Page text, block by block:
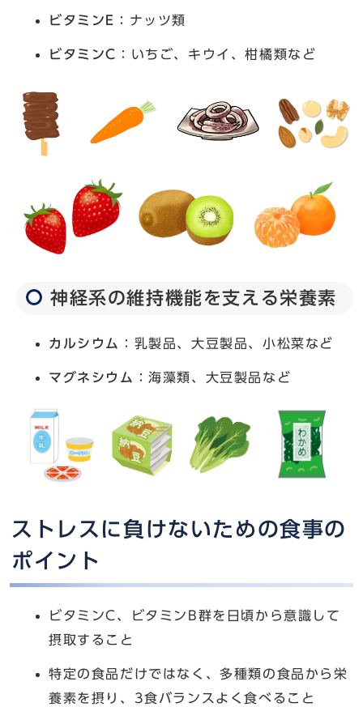
ビタミンE ：ナッツ類
ビタミンC ：いちご、キウイ、柑橘類など
神経系の維持機能を支える栄養素
カルシウム ：乳製品、大豆製品、小松菜など
マグネシウム ：海藻類、大豆製品など
ストレスに負けないための食事の
ポイント
ビタミンC、ビタミンB群を日頃から意識して
摂取すること
特定の食品だけではなく、多種類の食品から栄
養素を摂り、3食バランスよく食べること